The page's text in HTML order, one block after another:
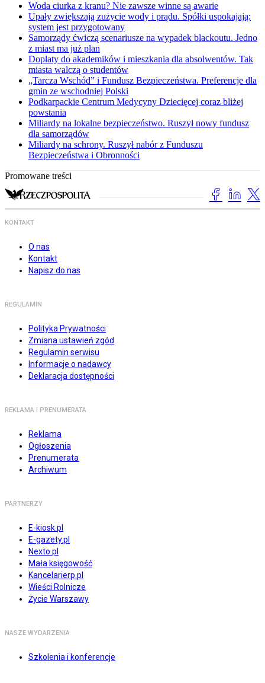
Woda ciurka z kranu? Nie zawsze winne są awarie
Upały zwiększają zużycie wody i prądu. Spółki uspokajają:
system jest przygotowany
Samorządy ćwiczą scenariusze na wypadek blackoutu. Jedno
z miast ma już plan
Dopłaty do akademików i mieszkania dla absolwentów. Tak
miasta walczą o studentów
„Tarcza Wschód” i Fundusz Bezpieczeństwa. Preferencje dla
gmin ze wschodniej Polski
Podkarpackie Centrum Medycyny Dziecięcej coraz bliżej
powstania
Miliardy na lokalne bezpieczeństwo. Ruszył nowy fundusz
dla samorządów
Miliardy na schrony. Ruszył nabór z Funduszu
Bezpieczeństwa i Obronności
Promowane treści
KONTAKT
O nas
Kontakt
Napisz do nas
REGULAMIN
Polityka Prywatności
Zmiana ustawień zgód
Regulamin serwisu
Informacje o nadawcy
Deklaracja dostępności
REKLAMA I PRENUMERATA
Reklama
Ogłoszenia
Prenumerata
Archiwum
PARTNERZY
E-kiosk.pl
E-gazety.pl
Nexto.pl
Mała księgowość
Kancelarierp.pl
Wieści Rolnicze
Życie Warszawy
NASZE WYDARZENIA
Szkolenia i konferencje